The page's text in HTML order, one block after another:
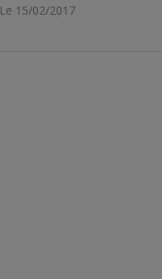
Le 15/02/2017